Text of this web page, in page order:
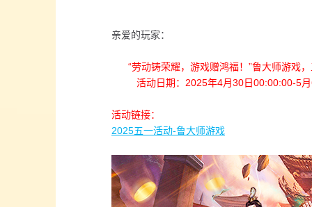
亲爱的玩家：
“劳动铸荣耀，游戏赠鸿福！”鲁大师游戏
活动日期：2025年4月30日00:00:00-5月
活动链接：
2025五一活动-鲁大师游戏